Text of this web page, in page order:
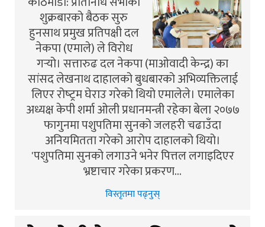
शुक्रबारको बैठक सुरु
हुनसाथ प्रमुख प्रतिपक्षी दल
नेकपा (एमाले) ले विरोध
गर्‍यो। सत्तारुढ दल नेकपा (माओवादी केन्द्र) का
सांसद लेखनाथ दाहालको बुधबारको अभिव्यक्तिलाई
लिएर रोष्‍ट्रम घेराउ गरेको थियो एमालेले। एमालेका
अध्यक्ष केपी शर्मा ओली प्रधानमन्त्री रहेका बेला २०७७
फागुनमा पशुपतिमा सुनको जलहरी चढाउँदा
अनियमितता गरेको आरोप दाहालको थियो।
'पशुपतिमा सुनको लगाउने भनेर पित्तल लगाइदिएर
भ्रष्टाचार गरेका प्रकरण…
विस्तृतमा पढ्नुस्